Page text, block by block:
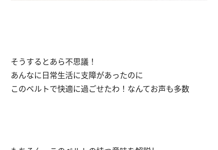
そうするとあら不思議！
あんなに日常生活に支障があったのに
このベルトで快適に過ごせたわ！なんてお声も多数